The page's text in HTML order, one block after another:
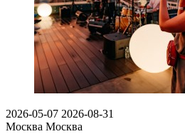
2026-05-07 2026-08-31
Москва Москва